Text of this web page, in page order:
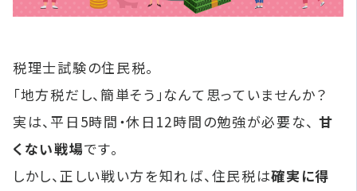
税理士試験の住民税。
「地方税だし、簡単そう」なんて思っていませんか？
実は、平日5時間・休日12時間の勉強が必要な、 甘
くない戦場です。
しかし、正しい戦い方を知れば、住民税は確実に得